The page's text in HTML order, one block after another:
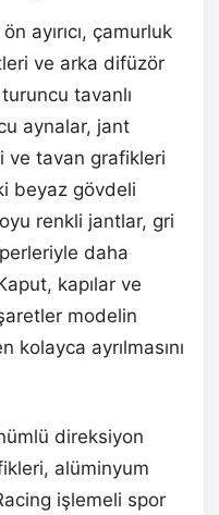
ayırıcı, çamurluk
ve arka difüzör
tavanlı
aynalar, jant
ve tavan grafikleri
beyaz gövdeli
renkli jantlar, gri
daha
kapılar ve
modelin
ayrılmasını
direksiyon
alüminyum
işlemeli spor